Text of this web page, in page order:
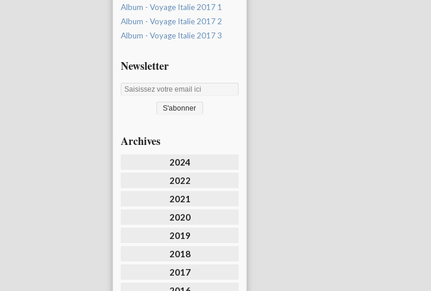
Album - Voyage Italie 2017 1
Album - Voyage Italie 2017 2
Album - Voyage Italie 2017 3
Newsletter
Archives
2024
2022
2021
2020
2019
2018
2017